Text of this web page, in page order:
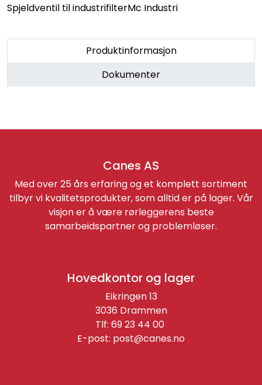
Spjeldventil til industrifilterMc Industri
Produktinformasjon
Dokumenter
Canes AS
Med over 25 års erfaring og et komplett sortiment
tilbyr vi kvalitetsprodukter, som alltid er på lager. Vår
visjon er å være rørleggerens beste
samarbeidspartner og problemløser.
Hovedkontor og lager
Eikringen 13
3036 Drammen
Tlf: 69 23 44 00
E-post: post@canes.no